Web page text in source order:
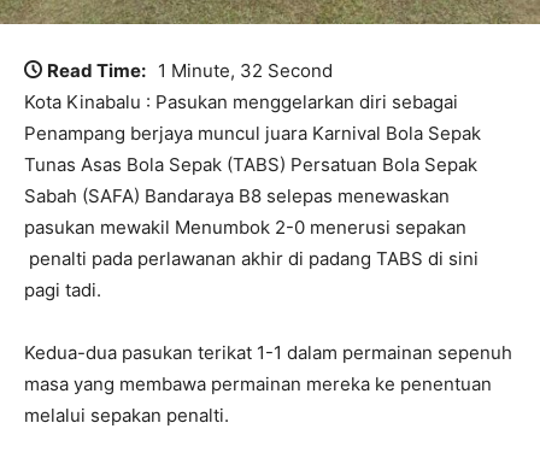
Read Time: 1 Minute, 32 Second
Kota Kinabalu : Pasukan menggelarkan diri sebagai
Penampang berjaya muncul juara Karnival Bola Sepak
Tunas Asas Bola Sepak (TABS) Persatuan Bola Sepak
Sabah (SAFA) Bandaraya B8 selepas menewaskan
pasukan mewakil Menumbok 2-0 menerusi sepakan
penalti pada perlawanan akhir di padang TABS di sini
pagi tadi.
Kedua-dua pasukan terikat 1-1 dalam permainan sepenuh
masa yang membawa permainan mereka ke penentuan
melalui sepakan penalti.